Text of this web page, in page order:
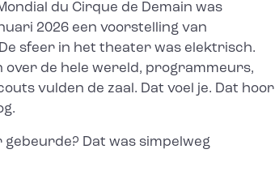
du Cirque de Demain was
2026 een voorstelling van
sfeer in het theater was elektrisch.
over de hele wereld, programmeurs,
vulden de zaal. Dat voel je. Dat hoor
gebeurde? Dat was simpelweg